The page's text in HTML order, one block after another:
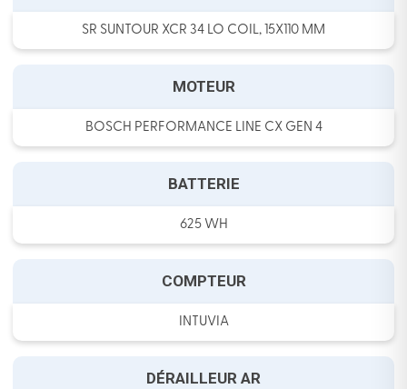
SR SUNTOUR XCR 34 LO COIL, 15X110 MM
MOTEUR
BOSCH PERFORMANCE LINE CX GEN 4
BATTERIE
625 WH
COMPTEUR
INTUVIA
DÉRAILLEUR AR